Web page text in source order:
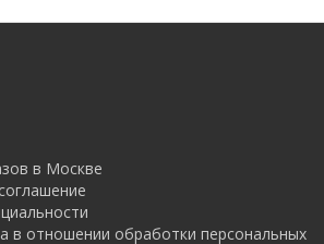
в Москве
в отношении обработки персональных